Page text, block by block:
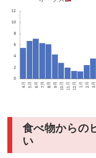
食べ物からの
い